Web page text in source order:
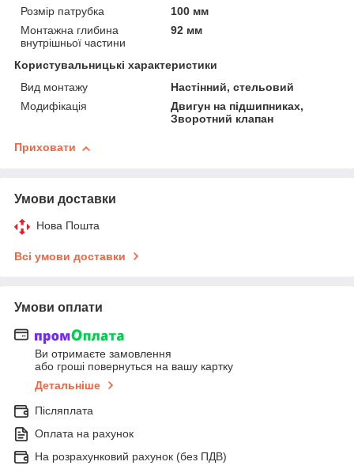
Розмір патрубка
100 мм
Монтажна глибина
внутрішньої частини
92 мм
Користувальницькі характеристики
Вид монтажу
Настінний, стельовий
Модифікація
Двигун на підшипниках,
Зворотний клапан
Приховати
Умови доставки
Нова Пошта
Всі умови доставки
Умови оплати
Ви отримаєте замовлення
або гроші повернуться на вашу картку
Детальніше
Післяплата
Оплата на рахунок
На розрахунковий рахунок (без ПДВ)